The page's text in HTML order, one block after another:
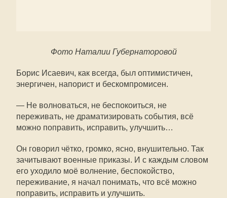
Фото Наталии Губернаторовой
Борис Исаевич, как всегда, был оптимистичен,
энергичен, напорист и бескомпромисен.
— Не волноваться, не беспокоиться, не
переживать, не драматизировать события, всё
можно поправить, исправить, улучшить…
Он говорил чётко, громко, ясно, внушительно. Так
зачитывают военные приказы. И с каждым словом
его уходило моё волнение, беспокойство,
переживание, я начал понимать, что всё можно
поправить, исправить и улучшить.